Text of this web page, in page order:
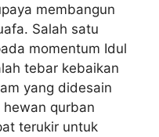
membangun
Salah satu
momentum Idul
tebar kebaikan
yang didesain
qurban
terukir untuk